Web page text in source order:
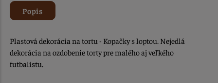
Popis
Plastová dekorácia na tortu - Kopačky s loptou. Nejedlá
dekorácia na ozdobenie torty pre malého aj veľkého
futbalistu.